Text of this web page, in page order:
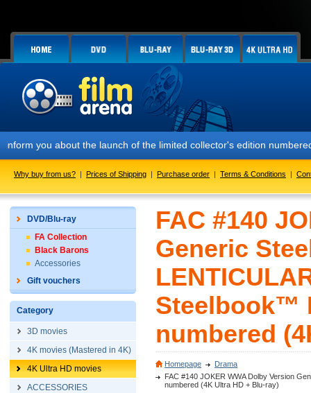
the launch of the limited collector's edition numbered FAC
Why buy from us? | Prices of Shipping | Purchase order | Terms & Conditions |
DVD/Blu-ray
FA Collection
Black Barons
Accessories
Gift vouchers
Category
3D movies
4K movies (Mastered in 4K)
4K Ultra HD movies
ACCESSORIES
FAC #140
Generic
Steelbook™
numbered
Homepage
Drama
FAC #140 JOKER WWA Dolby Version
numbered (4K Ultra HD + Blu-ray)